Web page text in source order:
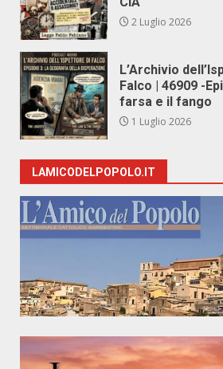
2 Luglio 2026
L’Archivio
Falco | 46909 -
farsa e il fango
1 Luglio 2026
LAMICODELPOPOLO.IT